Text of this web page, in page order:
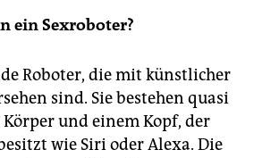
ein Sexroboter?
Roboter, die mit künstlicher
sind. Sie bestehen quasi
und einem Kopf, der
wie Siri oder Alexa. Die